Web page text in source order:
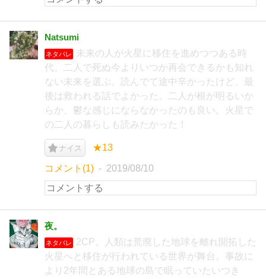
Natsumi
ネタバレ
未来の人が火星に移住を進めつつある時
代。二人で死ぬ今よりいつか再会できるかも知れ
ない未来を選ぶ。読んでて途中辛かったけど、最
後は救われる話でよかった。二人が根が明るいか
らか、鬱な感じにならなかったのも良い。火星で
の二人の暮らしも読みたかった！
ナイス ★13
コメント(1) 2019/08/10
夜。
ネタバレ
2CP。人類は荒廃した地球を離れ開拓した
火星へと移住が行われている世界が舞台。事故に
より2年間とある地球の島で眠っていたいつき